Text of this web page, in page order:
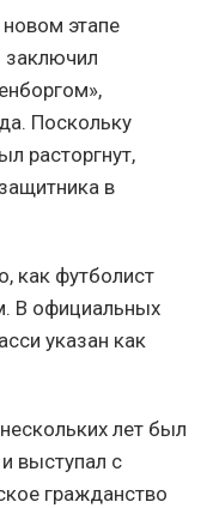
этапе
заключил
Поскольку
расторгнут,
в
как футболист
В официальных
указан как
лет был
выступал с
гражданство